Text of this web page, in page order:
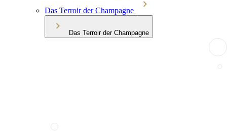
Das Terroir der Champagne
Das Terroir der Champagne